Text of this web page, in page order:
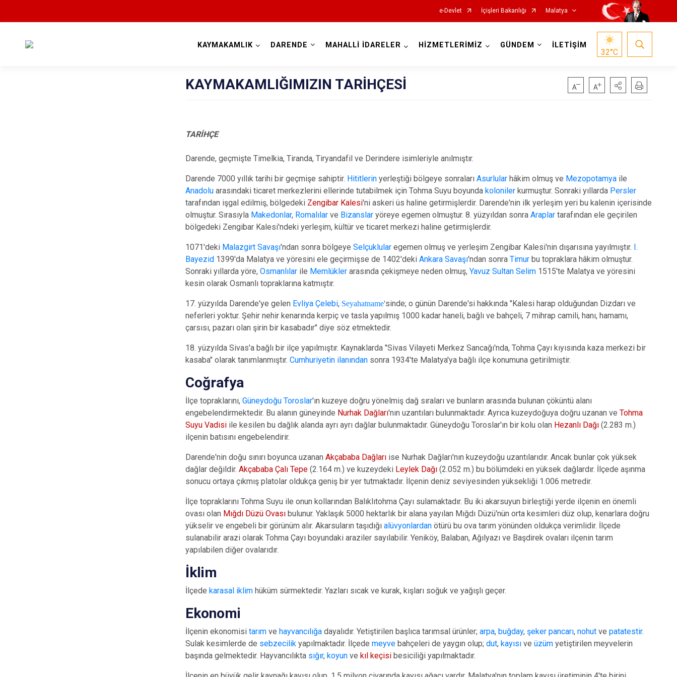
e-Devlet İçişleri Bakanlığı Malatya
Akçadağ
Arapgir
Arguvan
Battalgazi
Darende
Doğanşehir
Doğanyol
Kale
Kuluncak
Pütürge
Yeşilyurt
KAYMAKAMLIK DARENDE MAHALLİ İDARELER HİZMETLERİMİZ GÜNDEM İLETİŞİM
32°C
KAYMAKAMLIĞIMIZIN TARİHÇESİ
TARİHÇE
Darende, geçmişte Timelkia, Tiranda, Tiryandafil ve Derindere isimleriyle anılmıştır.
Darende 7000 yıllık tarihi bir geçmişe sahiptir. Hititlerin yerleştiği bölgeye sonralarıAsurlular hâkim olmuş ve Mezopotamya ile
Anadolu arasındaki ticaret merkezlerini ellerinde tutabilmek için Tohma Suyu boyundakoloniler kurmuştur. Sonraki yıllarda Persler
tarafından işgal edilmiş, bölgedeki Zengibar Kalesi'ni askeri üs haline getirmişlerdir. Darende'nin ilk yerleşim yeri bu kalenin içerisinde
olmuştur. Sırasıyla Makedonlar, Romalılar ve Bizanslar yöreye egemen olmuştur. 8. yüzyıldan sonraAraplar tarafından ele geçirilen
bölgedeki Zengibar Kalesi'ndeki yerleşim, kültür ve ticaret merkezi haline getirmişlerdir.
1071'deki Malazgirt Savaşı'ndan sonra bölgeyeSelçuklular egemen olmuş ve yerleşim Zengibar Kalesi'nin dışarısına yayılmıştır. I.
Bayezid 1399'da Malatya ve yöresini ele geçirmişse de 1402'dekiAnkara Savaşı'ndan sonraTimur bu topraklara hâkim olmuştur.
Sonraki yıllarda yöre,Osmanlılar ile Memlükler arasında çekişmeye neden olmuş,Yavuz Sultan Selim 1515'te Malatya ve yöresini
kesin olarak Osmanlı topraklarına katmıştır.
17. yüzyılda Darende'ye gelen Evliya Çelebi, Seyahatname'sinde; o günün Darende'si hakkında "Kalesi harap olduğundan Dizdarı ve
neferleri yoktur. Şehir nehir kenarında kerpiç ve tasla yapılmış 1000 kadar haneli, bağlı ve bahçeli, 7 mihrap camili, hanı, hamamı,
çarsısı, pazarı olan şirin bir kasabadır" diye söz etmektedir.
18. yüzyılda Sivas'a bağlı bir ilçe yapılmıştır. Kaynaklarda "Sivas Vilayeti Merkez Sancağı'nda, Tohma Çayı kıyısında kaza merkezi bir
kasaba" olarak tanımlanmıştır.Cumhuriyetin ilanından sonra 1934'te Malatya'ya bağlı ilçe konumuna getirilmiştir.
Coğrafya
İlçe topraklarını,Güneydoğu Toroslar'ın kuzeye doğru yönelmiş dağ sıraları ve bunların arasında bulunan çöküntü alanı
engebelendirmektedir. Bu alanın güneyinde Nurhak Dağları'nın uzantıları bulunmaktadır. Ayrıca kuzeydoğuya doğru uzanan veTohma
Suyu Vadisi ile kesilen bu dağlık alanda ayrı ayrı dağlar bulunmaktadır. Güneydoğu Toroslar'ın bir kolu olan Hezanlı Dağı (2.283 m.)
ilçenin batısını engebelendirir.
Darende'nin doğu sınırı boyunca uzananAkçababa Dağları ise Nurhak Dağları'nın kuzeydoğu uzantılarıdır. Ancak bunlar çok yüksek
dağlar değildir.Akçababa Çalı Tepe (2.164 m.) ve kuzeydeki Leylek Dağı (2.052 m.) bu bölümdeki en yüksek dağlardır. İlçede aşınma
sonucu ortaya çıkmış platolar oldukça geniş bir yer tutmaktadır. İlçenin deniz seviyesinden yüksekliği 1.006 metredir.
İlçe topraklarını Tohma Suyu ile onun kollarından Balıklıtohma Çayı sulamaktadır. Bu iki akarsuyun birleştiği yerde ilçenin en önemli
ovası olan Mığdı Düzü Ovası bulunur. Yaklaşık 5000 hektarlık bir alana yayılan Mığdı Düzü'nün orta kesimleri düz olup, kenarlara doğru
yükselir ve engebeli bir görünüm alır. Akarsuların taşıdığıalüvyonlardan ötürü bu ova tarım yönünden oldukça verimlidir. İlçede
sulanabilir arazi olarak Tohma Çayı boyundaki araziler sayılabilir. Yeniköy, Balaban, Ağılyazı ve Başdirek ovaları ilçenin tarım
yapılabilen diğer ovalarıdır.
İklim
İlçedekarasal iklim hüküm sürmektedir. Yazları sıcak ve kurak, kışları soğuk ve yağışlı geçer.
Ekonomi
İlçenin ekonomisitarım vehayvancılığa dayalıdır. Yetiştirilen başlıca tarımsal ürünler;arpa,buğday,şeker pancarı,nohut vepatatestir.
Sulak kesimlerde de sebzecilik yapılmaktadır. İlçedemeyve bahçeleri de yaygın olup;dut,kayısı veüzüm yetiştirilen meyvelerin
başında gelmektedir. Hayvancılıkta sığır,koyun vekıl keçisi besiciliği yapılmaktadır.